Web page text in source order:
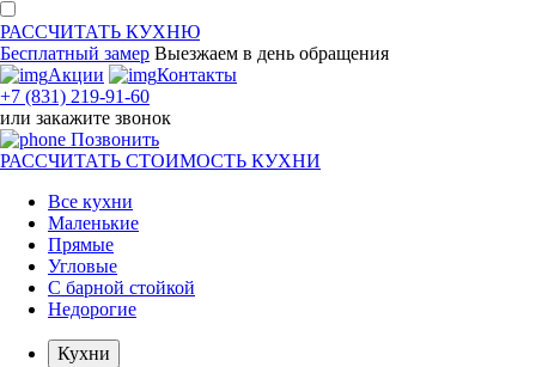
РАССЧИТАТЬ КУХНЮ
Бесплатный замер Выезжаем в день обращения
Акции
Контакты
+7 (831) 219-91-60
или закажите звонок
Позвонить
РАССЧИТАТЬ СТОИМОСТЬ КУХНИ
Все кухни
Маленькие
Прямые
Угловые
С барной стойкой
Недорогие
Кухни